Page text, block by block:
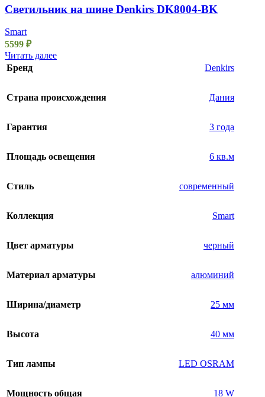
Светильник на шине Denkirs DK8004-BK
Smart
5599 ₽
Читать далее
Бренд
Denkirs
Страна происхождения Дания
Гарантия 3 года
Площадь освещения 6 кв.м
Стиль современный
Коллекция Smart
Цвет арматуры черный
Материал арматуры алюминий
Ширина/диаметр 25 мм
Высота 40 мм
Тип лампы LED OSRAM
Мощность общая 18 W